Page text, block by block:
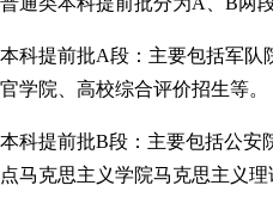
本科提前批A段：主要包括军队
官学院、高校综合评价招生等。
本科提前批B段：主要包括公安
点马克思主义学院马克思主义